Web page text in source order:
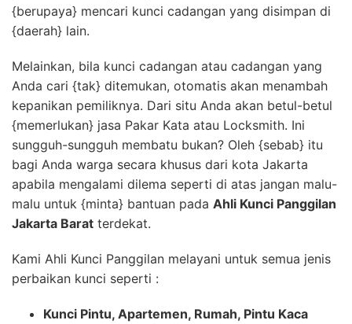
{berupaya} mencari kunci cadangan yang disimpan di
{daerah} lain.
Melainkan, bila kunci cadangan atau cadangan yang
Anda cari {tak} ditemukan, otomatis akan menambah
kepanikan pemiliknya. Dari situ Anda akan betul-betul
{memerlukan} jasa Pakar Kata atau Locksmith. Ini
sungguh-sungguh membatu bukan? Oleh {sebab} itu
bagi Anda warga secara khusus dari kota Jakarta
apabila mengalami dilema seperti di atas jangan malu-
malu untuk {minta} bantuan pada Ahli Kunci Panggilan
Jakarta Barat terdekat.
Kami Ahli Kunci Panggilan melayani untuk semua jenis
perbaikan kunci seperti :
Kunci Pintu, Apartemen, Rumah, Pintu Kaca